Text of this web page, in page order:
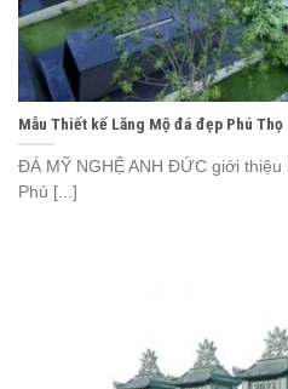
Mẫu Thiết kế Lăng Mộ đá đẹp Phú Thọ
ĐÁ MỸ NGHỆ ANH ĐỨC giới
Phú [...]